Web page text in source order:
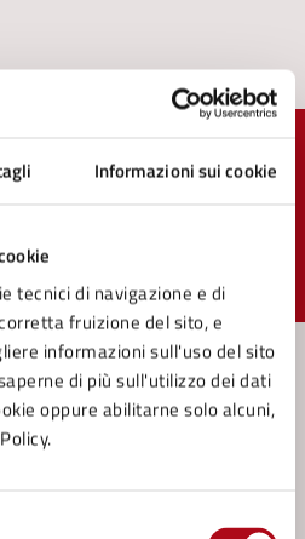
Informazioni sui cookie
tecnici di navigazione e di
fruizione del sito, e
informazioni sull'uso del sito
di più sull'utilizzo dei dati
oppure abilitarne solo alcuni,
le informazioni su questa
su 5
su 5
5